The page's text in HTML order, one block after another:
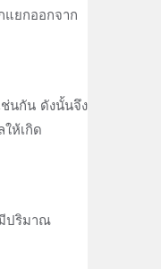
แยกออกจาก
ช่นกัน ดังนั้นจึง
ห้เกิด
ปริมาณ